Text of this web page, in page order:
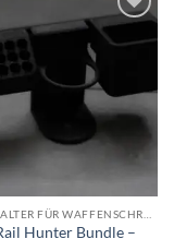
Add to
wishlist
Hunter Bundle –